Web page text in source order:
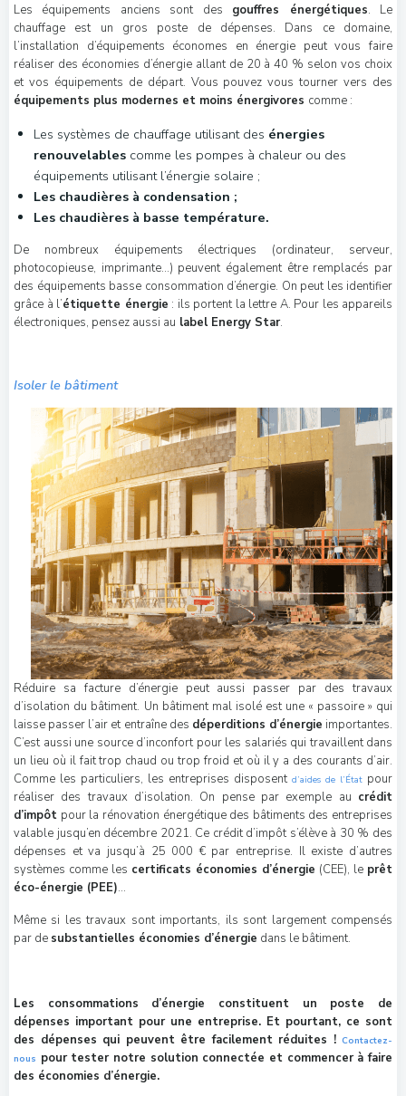
Les équipements anciens sont des gouffres énergétiques. Le
chauffage est un gros poste de dépenses. Dans ce domaine,
l’installation d’équipements économes en énergie peut vous faire
réaliser des économies d’énergie allant de 20 à 40 % selon vos choix
et vos équipements de départ. Vous pouvez vous tourner vers des
équipements plus modernes et moins énergivores comme :
Les systèmes de chauffage utilisant des énergies
renouvelablescomme les pompes à chaleur ou des
équipements utilisant l’énergie solaire ;
Les chaudières à condensation ;
Les chaudières à basse température.
De nombreux équipements électriques (ordinateur, serveur,
photocopieuse, imprimante…) peuvent également être remplacés par
des équipements basse consommation d’énergie. On peut les identifier
grâce à l’étiquette énergie : ils portent la lettre A. Pour les appareils
électroniques, pensez aussi au label Energy Star.
Isoler le bâtiment
Réduire sa facture d’énergie peut aussi passer par des travaux
d’isolation du bâtiment. Un bâtiment mal isolé est une « passoire » qui
laisse passer l’air et entraîne des déperditions d’énergie importantes.
C’est aussi une source d’inconfort pour les salariés qui travaillent dans
un lieu où il fait trop chaud ou trop froid et où il y a des courants d’air.
Comme les particuliers, les entreprises disposent d’aides de l’État pour
réaliser des travaux d’isolation. On pense par exemple au crédit
d’impôt pour la rénovation énergétique des bâtiments des entreprises
valable jusqu’en décembre 2021. Ce crédit d’impôt s’élève à 30 % des
dépenses et va jusqu’à 25 000 € par entreprise. Il existe d’autres
systèmes comme les certificats économies d’énergie (CEE), le prêt
éco-énergie (PEE)…
Même si les travaux sont importants, ils sont largement compensés
par de substantielles économies d’énergie dans le bâtiment.
Les consommations d’énergie constituent un poste de
dépenses important pour une entreprise. Et pourtant, ce sont
des dépenses qui peuvent être facilement réduites ! Contactez-
nous pour tester notre solution connectée et commencer à faire
des économies d’énergie.